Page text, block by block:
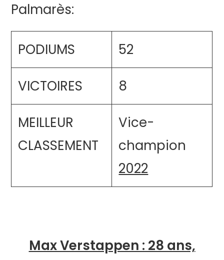
Palmarès:
PODIUMS 52
VICTOIRES 8
MEILLEUR
CLASSEMENT
Vice-
champion
2022
Max Verstappen : 28 ans,